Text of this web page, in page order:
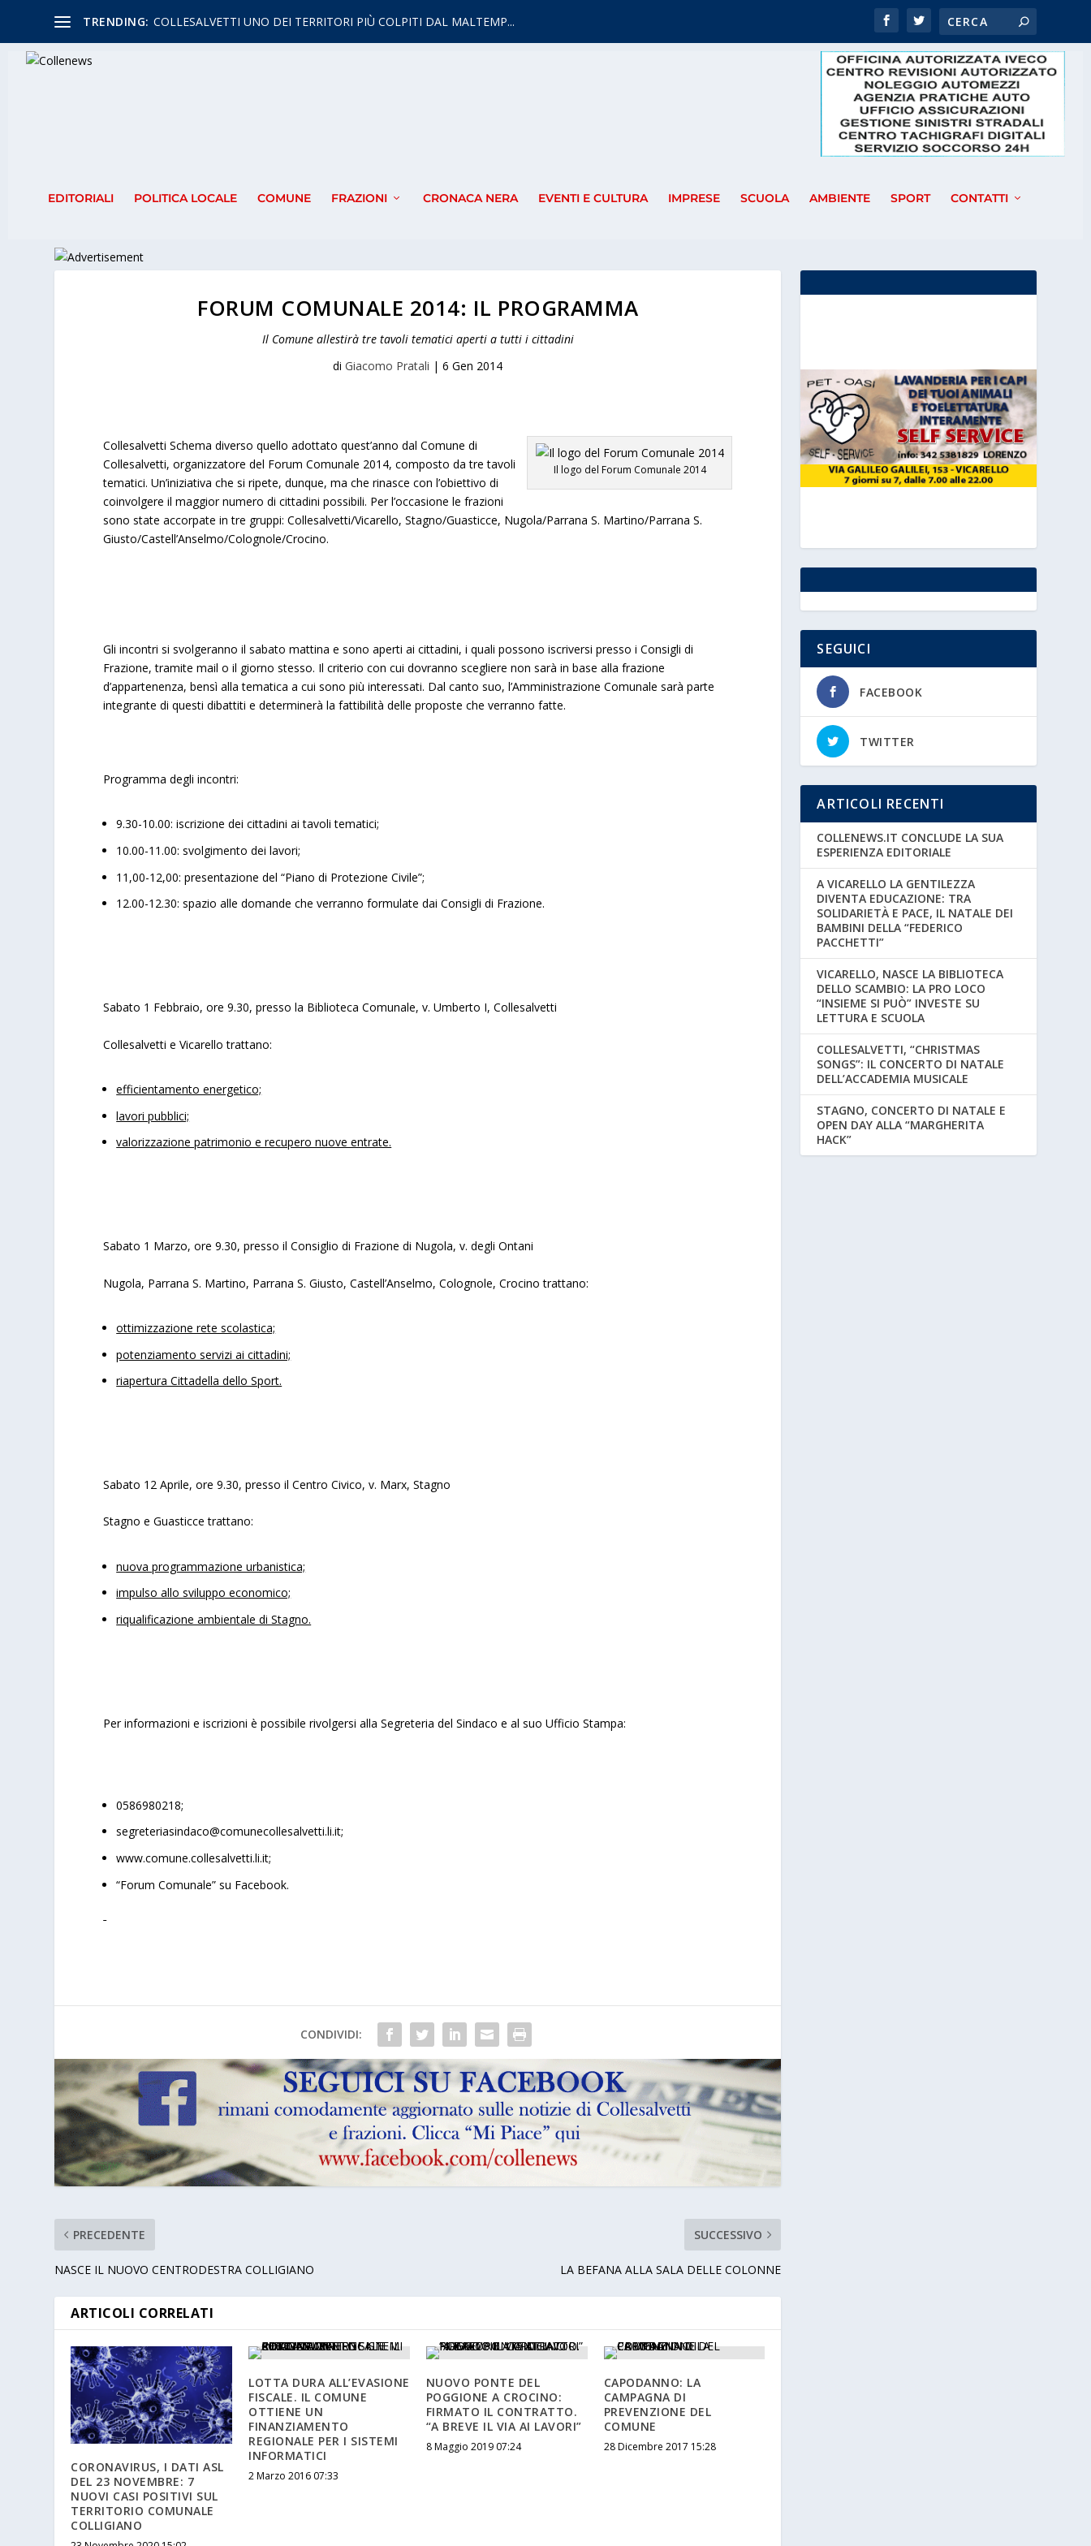
TRENDING: COLLESALVETTI UNO DEI TERRITORI PIÙ COLPITI DAL MALTEMP...
EDITORIALI POLITICA LOCALE COMUNE FRAZIONI CRONACA NERA EVENTI E CULTURA IMPRESE SCUOLA AMBIENTE SPORT CONTATTI
FORUM COMUNALE 2014: IL PROGRAMMA
Il Comune allestirà tre tavoli tematici aperti a tutti i cittadini
diGiacomo Pratali |6 Gen 2014
Il logo del Forum Comunale 2014
CollesalvettiSchema diverso quello adottato quest’anno dal Comune di
Collesalvetti, organizzatore del Forum Comunale 2014, composto da tre tavoli
tematici. Un’iniziativa che si ripete, dunque, ma che rinasce con l’obiettivo di
coinvolgere il maggior numero di cittadini possibili. Per l’occasione le frazioni
sono state accorpate in tre gruppi: Collesalvetti/Vicarello, Stagno/Guasticce, Nugola/Parrana S. Martino/Parrana S.
Giusto/Castell’Anselmo/Colognole/Crocino.
Gli incontri si svolgeranno il sabato mattina e sono aperti ai cittadini, i quali possono iscriversi presso i Consigli di
Frazione, tramite mail o il giorno stesso. Il criterio con cui dovranno scegliere non sarà in base alla frazione
d’appartenenza, bensì alla tematica a cui sono più interessati. Dal canto suo, l’Amministrazione Comunale sarà parte
integrante di questi dibattiti e determinerà la fattibilità delle proposte che verranno fatte.
Programma degli incontri:
9.30-10.00: iscrizione dei cittadini ai tavoli tematici;
10.00-11.00: svolgimento dei lavori;
11,00-12,00: presentazione del “Piano di Protezione Civile”;
12.00-12.30: spazio alle domande che verranno formulate dai Consigli di Frazione.
Sabato 1 Febbraio, ore 9.30, presso la Biblioteca Comunale, v. Umberto I, Collesalvetti
Collesalvetti e Vicarello trattano:
efficientamento energetico;
lavori pubblici;
valorizzazione patrimonio e recupero nuove entrate.
Sabato 1 Marzo, ore 9.30, presso il Consiglio di Frazione di Nugola, v. degli Ontani
Nugola, Parrana S. Martino, Parrana S. Giusto, Castell’Anselmo, Colognole, Crocino trattano:
ottimizzazione rete scolastica;
potenziamento servizi ai cittadini;
riapertura Cittadella dello Sport.
Sabato 12 Aprile, ore 9.30, presso il Centro Civico, v. Marx, Stagno
Stagno e Guasticce trattano:
nuova programmazione urbanistica;
impulso allo sviluppo economico;
riqualificazione ambientale di Stagno.
Per informazioni e iscrizioni è possibile rivolgersi alla Segreteria del Sindaco e al suo Ufficio Stampa:
0586980218;
segreteriasindaco@comunecollesalvetti.li.it;
www.comune.collesalvetti.li.it;
“Forum Comunale” su Facebook.
CONDIVIDI:
PRECEDENTE
NASCE IL NUOVO CENTRODESTRA COLLIGIANO
SUCCESSIVO
LA BEFANA ALLA SALA DELLE COLONNE
ARTICOLI CORRELATI
CORONAVIRUS, I DATI ASL
DEL 23 NOVEMBRE: 7
NUOVI CASI POSITIVI SUL
TERRITORIO COMUNALE
COLLIGIANO
LOTTA DURA ALL’EVASIONE
FISCALE. IL COMUNE
OTTIENE UN
FINANZIAMENTO
REGIONALE PER I SISTEMI
INFORMATICI
2 Marzo 2016 07:33
NUOVO PONTE DEL
POGGIONE A CROCINO:
FIRMATO IL CONTRATTO.
“A BREVE IL VIA AI LAVORI”
8 Maggio 2019 07:24
CAPODANNO: LA
CAMPAGNA DI
PREVENZIONE DEL
COMUNE
28 Dicembre 2017 15:28
SEGUICI
FACEBOOK
TWITTER
ARTICOLI RECENTI
COLLENEWS.IT CONCLUDE LA SUA
ESPERIENZA EDITORIALE
A VICARELLO LA GENTILEZZA
DIVENTA EDUCAZIONE: TRA
SOLIDARIETÀ E PACE, IL NATALE DEI
BAMBINI DELLA “FEDERICO
PACCHETTI”
VICARELLO, NASCE LA BIBLIOTECA
DELLO SCAMBIO: LA PRO LOCO
“INSIEME SI PUÒ” INVESTE SU
LETTURA E SCUOLA
COLLESALVETTI, “CHRISTMAS
SONGS”: IL CONCERTO DI NATALE
DELL’ACCADEMIA MUSICALE
STAGNO, CONCERTO DI NATALE E
OPEN DAY ALLA “MARGHERITA
HACK”